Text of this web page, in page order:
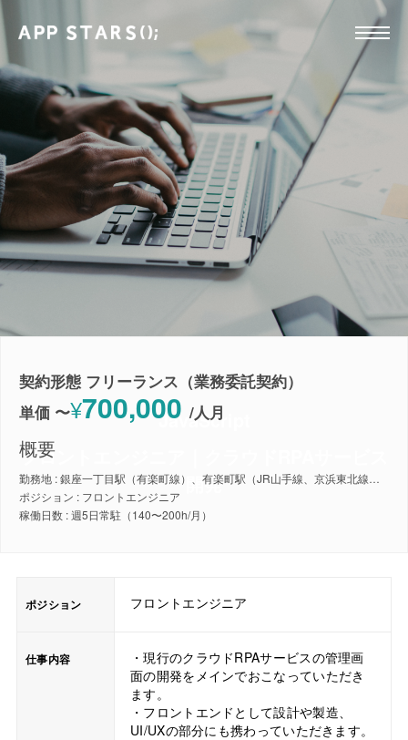
JavaScript
フロントエンジニア｜クラウドRPAサービス
開発
契約形態 フリーランス（業務委託契約）
単価 〜¥700,000 /人月
概要
勤務地 : 銀座一丁目駅（有楽町線）、有楽町駅（JR山手線、京浜東北線）、日比谷駅（東京メトロ日比谷線、千代田線、都営三田線））
ポジション : フロントエンジニア
稼働日数 : 週5日常駐（140〜200h/月）
ポジション フロントエンジニア
仕事内容
・現行のクラウドRPAサービスの管理画
面の開発をメインでおこなっていただき
ます。
・フロントエンドとして設計や製造、
UI/UXの部分にも携わっていただきます。